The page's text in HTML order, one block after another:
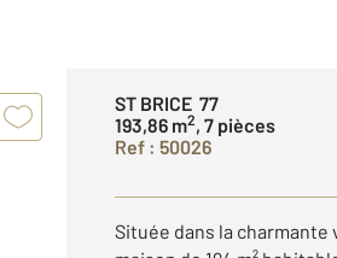
ST BRICE 77
193,86 m2, 7 pièces
Ref : 50026
Située dans la